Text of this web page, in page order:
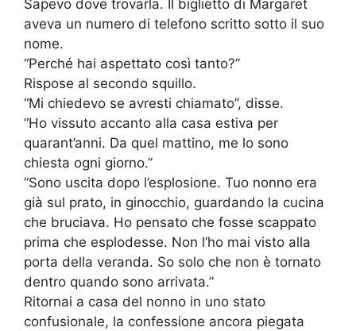
Sapevo dove trovarla. Il biglietto di Margaret
aveva un numero di telefono scritto sotto il suo
nome.
“Perché hai aspettato così tanto?”
Rispose al secondo squillo.
“Mi chiedevo se avresti chiamato”, disse.
“Ho vissuto accanto alla casa estiva per
quarant’anni. Da quel mattino, me lo sono
chiesta ogni giorno.”
“Sono uscita dopo l’esplosione. Tuo nonno era
già sul prato, in ginocchio, guardando la cucina
che bruciava. Ho pensato che fosse scappato
prima che esplodesse. Non l’ho mai visto alla
porta della veranda. So solo che non è tornato
dentro quando sono arrivata.”
Ritornai a casa del nonno in uno stato
confusionale, la confessione ancora piegata